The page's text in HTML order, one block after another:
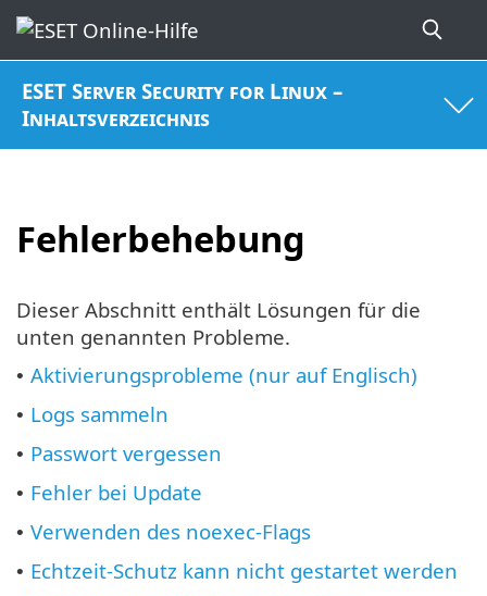
ESET Server Security for Linux –
Inhaltsverzeichnis
Fehlerbehebung
Dieser Abschnitt enthält Lösungen für die
unten genannten Probleme.
• Aktivierungsprobleme (nur auf Englisch)
• Logs sammeln
• Passwort vergessen
• Fehler bei Update
• Verwenden des noexec-Flags
• Echtzeit-Schutz kann nicht gestartet werden